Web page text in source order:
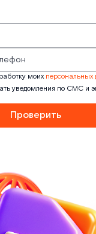
моих персональных
уведомления по СМС и
Проверить